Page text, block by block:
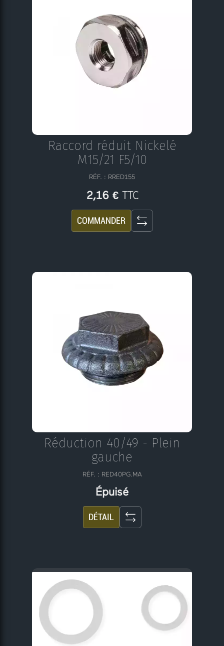
Raccord réduit Nickelé
M15/21 F5/10
RÉF. : RRED155
2,16 € TTC
COMMANDER
Réduction 40/49 - Plein
gauche
RÉF. : RED40PG.MA
Épuisé
DÉTAIL